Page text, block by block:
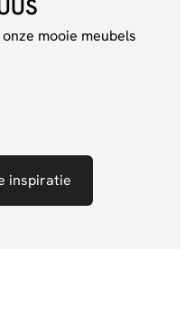
mooie meubels
inspiratie